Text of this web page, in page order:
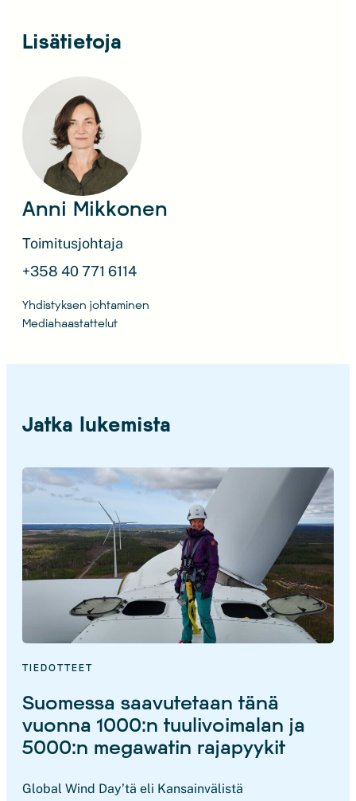
Lisätietoja
Anni Mikkonen
Toimitusjohtaja
+358 40 771 6114
Yhdistyksen johtaminen
Mediahaastattelut
Jatka lukemista
TIEDOTTEET
Suomessa saavutetaan tänä
vuonna 1000:n tuulivoimalan ja
5000:n megawatin rajapyykit
Global Wind Day’tä eli Kansainvälistä